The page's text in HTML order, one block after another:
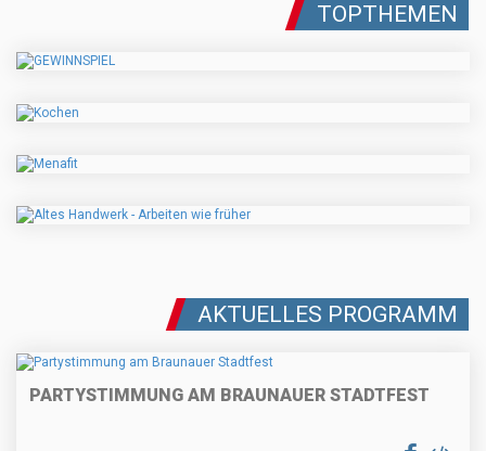
TOPTHEMEN
AKTUELLES PROGRAMM
PARTYSTIMMUNG AM BRAUNAUER STADTFEST